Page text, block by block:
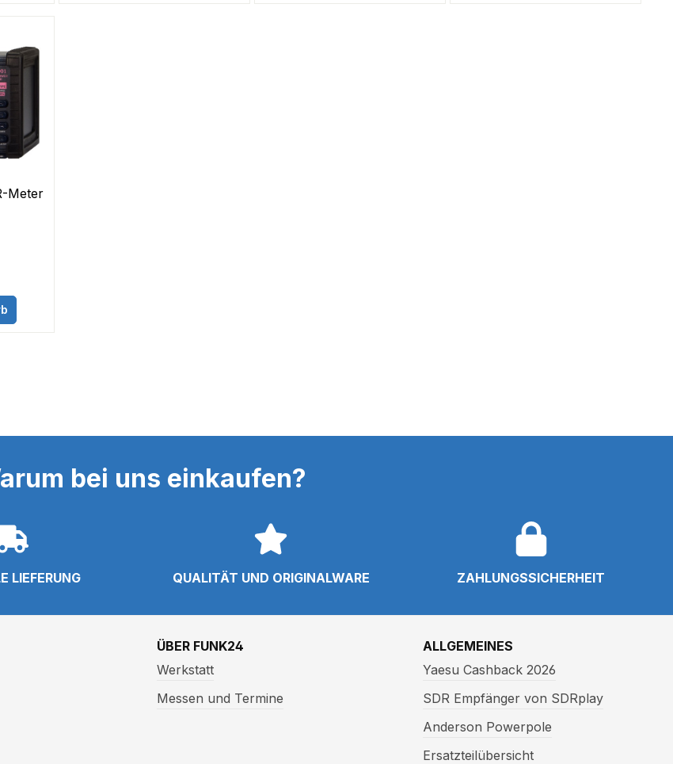
Meter
bei uns einkaufen?
LIEFERUNG QUALITÄT UND ORIGINALWARE ZAHLUNGSSICHERHEIT
ÜBER FUNK24
Werkstatt
Messen und Termine
ALLGEMEINES
Yaesu Cashback 2026
SDR Empfänger von SDRplay
Anderson Powerpole
Ersatzteilübersicht